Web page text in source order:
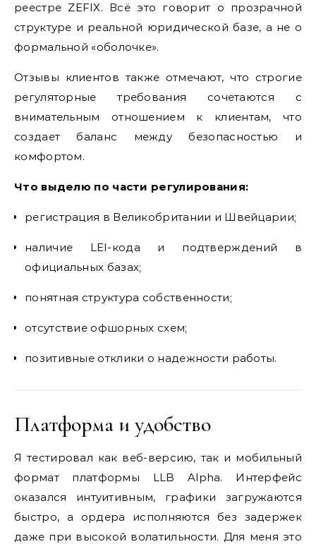
реестре ZEFIX. Всё это говорит о прозрачной
структуре и реальной юридической базе, а не о
формальной «оболочке».
Отзывы клиентов также отмечают, что строгие
регуляторные требования сочетаются с
внимательным отношением к клиентам, что
создает баланс между безопасностью и
комфортом.
Что выделю по части регулирования:
регистрация в Великобритании и Швейцарии;
наличие LEI-кода и подтверждений в
официальных базах;
понятная структура собственности;
отсутствие офшорных схем;
позитивные отклики о надежности работы.
Платформа и удобство
Я тестировал как веб-версию, так и мобильный
формат платформы LLB Alpha. Интерфейс
оказался интуитивным, графики загружаются
быстро, а ордера исполняются без задержек
даже при высокой волатильности. Для меня это